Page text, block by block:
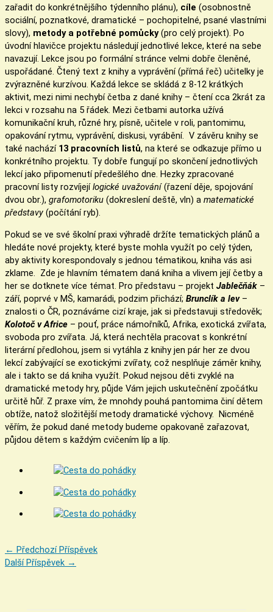
zařadit do konkrétnějšího týdenního plánu), cíle (osobnostně
sociální, poznatkové, dramatické – pochopitelné, psané vlastními
slovy), metody a potřebné pomůcky(pro celý projekt). Po
úvodní hlavičce projektu následují jednotlivé lekce, které na sebe
navazují. Lekce jsou po formální stránce velmi dobře členěné,
uspořádané. Čtený text z knihy a vyprávění (přímá řeč) učitelky je
zvýrazněné kurzívou. Každá lekce se skládá z 8-12 krátkých
aktivit, mezi nimi nechybí četba z dané knihy – čtení cca 2krát za
lekci v rozsahu na 5 řádek. Mezi četbami autorka užívá
komunikační kruh, různé hry, písně, učitele v roli, pantomimu,
opakování rytmu, vyprávění, diskusi, vyrábění. V závěru knihy se
také nachází 13 pracovních listů, na které se odkazuje přímo u
konkrétního projektu. Ty dobře fungují po skončení jednotlivých
lekcí jako připomenutí předešlého dne. Hezky zpracované
pracovní listy rozvíjejílogické uvažování(řazení děje, spojování
dvou obr.), grafomotoriku (dokreslení deště, vln) a matematické
představy (počítání ryb).
Pokud se ve své školní praxi výhradě držíte tematických plánů a
hledáte nové projekty, které byste mohla využít po celý týden,
aby aktivity korespondovaly s jednou tématikou, kniha vás asi
zklame. Zde je hlavním tématem daná kniha a vlivem její četby a
her se dotknete více témat. Pro představu – projekt Jablečňák –
září, poprvé v MŠ, kamarádi, podzim přichází; Brunclík a lev–
znalosti o ČR, poznáváme cizí kraje, jak si představuji středověk;
Kolotoč v Africe – pouť, práce námořníků, Afrika, exotická zvířata,
svoboda pro zvířata. Já, která nechtěla pracovat s konkrétní
literární předlohou, jsem si vytáhla z knihy jen pár her ze dvou
lekcí zabývající se exotickými zvířaty, což nesplňuje záměr knihy,
ale i takto se dá kniha využít. Pokud nejsou děti zvyklé na
dramatické metody hry, půjde Vám jejich uskutečnění zpočátku
určitě hůř. Z praxe vím, že mnohdy pouhá pantomima činí dětem
obtíže, natož složitější metody dramatické výchovy. Nicméně
věřím, že pokud dané metody budeme opakovaně zařazovat,
půjdou dětem s každým cvičením líp a líp.
← Předchozí Příspěvek
Další Příspěvek →